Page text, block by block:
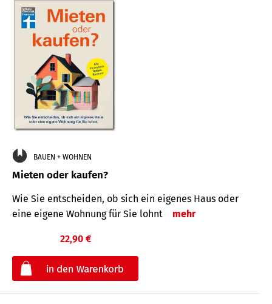
BAUEN + WOHNEN
Mieten oder kaufen?
Wie Sie entscheiden, ob sich ein eigenes Haus oder
eine eigene Wohnung für Sie lohnt
mehr
22,90 €